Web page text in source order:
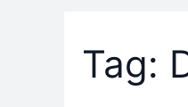
Tag: